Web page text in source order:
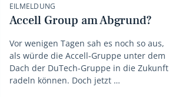
EILMELDUNG
Accell Group am Abgrund?
Vor wenigen Tagen sah es noch so aus,
als würde die Accell-Gruppe unter dem
Dach der DuTech-Gruppe in die Zukunft
radeln können. Doch jetzt …